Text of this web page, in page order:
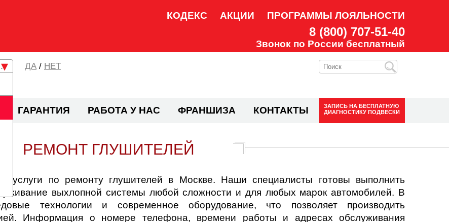
КОДЕКС АКЦИИ ПРОГРАММЫ ЛОЯЛЬНОСТИ
8 (800) 707-51-40
Звонок по России бесплатный
область/ НЕТ
ГАРАНТИЯ РАБОТА У НАС ФРАНШИЗА КОНТАКТЫ ЗАПИСЬ НА БЕСПЛАТНУЮ
ДИАГНОСТИКУ ПОДВЕСКИ
РЕМОНТ ГЛУШИТЕЛЕЙ
услуги по ремонту глушителей в Москве. Наши специалисты готовы выполнить
выхлопной системы любой сложности и для любых марок автомобилей. В
технологии и современное оборудование, что позволяет производить
Информация о номере телефона, времени работы и адресах обслуживания